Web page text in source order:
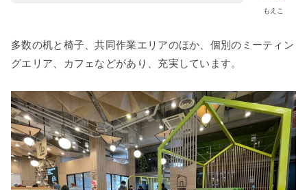
もえこ
多数の机と椅子、共同作業エリアのほか、個別のミーティン
グエリア、カフェなどがあり、充実しています。